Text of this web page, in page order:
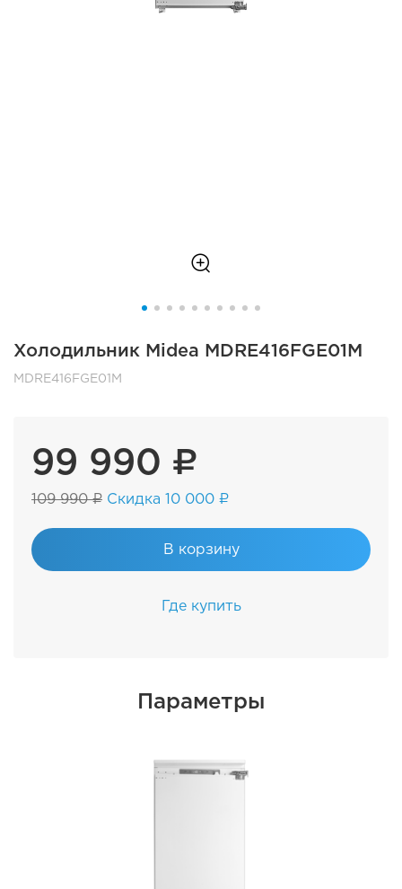
Холодильник Midea MDRE416FGE01M
MDRE416FGE01M
99 990 ₽
109 990 ₽ Скидка 10 000 ₽
В корзину
Где купить
Параметры